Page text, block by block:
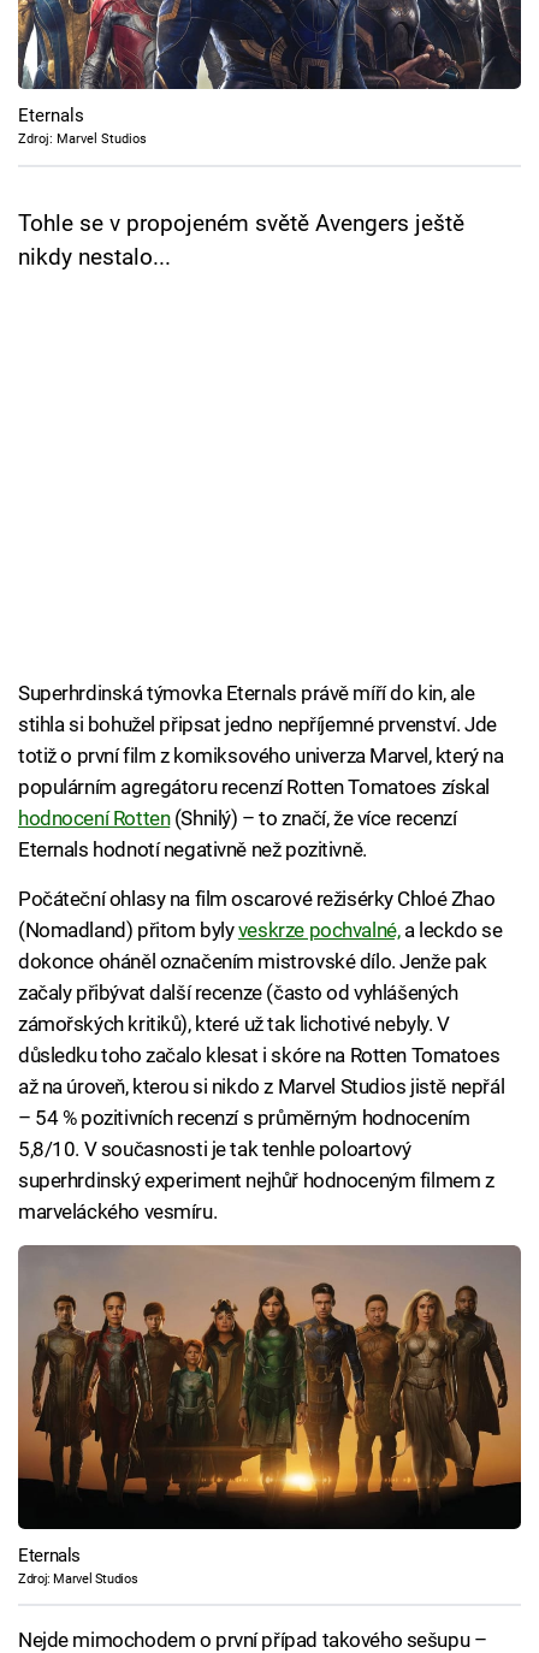
Cool Esport
Pořady
TV Program
Přihlášení
Eternals
Zdroj: Marvel Studios
Tohle se v propojeném světě Avengers ještě
nikdy nestalo...
Superhrdinská týmovka Eternals právě míří do kin, ale
stihla si bohužel připsat jedno nepříjemné prvenství. Jde
totiž o první film z komiksového univerza Marvel, který na
populárním agregátoru recenzí Rotten Tomatoes získal
hodnocení Rotten(Shnilý) – to značí, že více recenzí
Eternals hodnotí negativně než pozitivně.
Počáteční ohlasy na film oscarové režisérky Chloé Zhao
(Nomadland) přitom bylyveskrze pochvalné,a leckdo se
dokonce oháněl označením mistrovské dílo. Jenže pak
začaly přibývat další recenze (často od vyhlášených
zámořských kritiků), které už tak lichotivé nebyly. V
důsledku toho začalo klesat i skóre na Rotten Tomatoes
až na úroveň, kterou si nikdo z Marvel Studios jistě nepřál
– 54 % pozitivních recenzí s průměrným hodnocením
5,8/10. V současnosti je tak tenhle poloartový
superhrdinský experiment nejhůř hodnoceným filmem z
marveláckého vesmíru.
Eternals
Zdroj: Marvel Studios
Nejde mimochodem o první případ takového sešupu –